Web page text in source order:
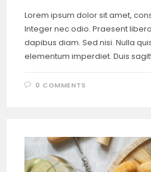
Lorem ipsum dolor sit amet,
Integer nec odio. Praesent
dapibus diam. Sed nisi. Nulla
elementum imperdiet. Duis
0 COMMENTS